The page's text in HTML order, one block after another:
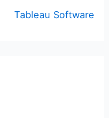
Tableau Software